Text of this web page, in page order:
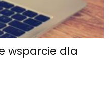
wsparcie dla